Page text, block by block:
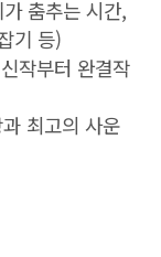
가 춤추는 시간,
기 등)
작부터 완결작
최고의 사운